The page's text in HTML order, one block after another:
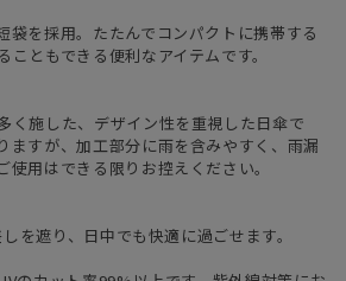
を採用。たたんでコンパクトに携帯する
ともできる便利なアイテムです。
く施した、デザイン性を重視した日傘で
ますが、加工部分に雨を含みやすく、雨漏
用はできる限りお控えください。
を遮り、日中でも快適に過ごせます。